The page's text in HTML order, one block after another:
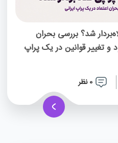
شد؟ بررسی بحران
و تغییر قوانین در یک پراپ
0 نظر